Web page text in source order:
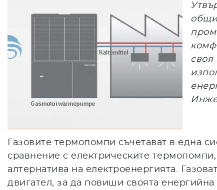
своя
Газовите термопомпи съчетават в една
сравнение с електрическите
алтернатива на електроенергията.
двигател, за да повиши своята